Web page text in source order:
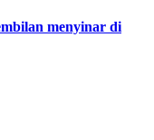
menyinar di